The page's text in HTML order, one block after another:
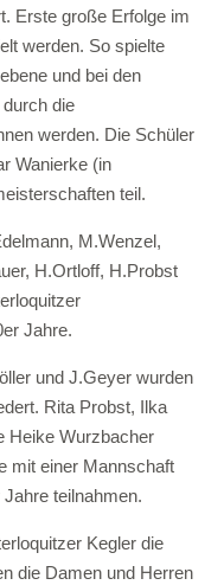
Erste große Erfolge im
werden. So spielte
und bei den
die
werden. Die Schüler
Wanierke (in
teil.
M.Wenzel,
H.Ortloff, H.Probst
Jahre.
und J.Geyer wurden
Rita Probst, Ilka
Heike Wurzbacher
mit einer Mannschaft
teilnahmen.
Kegler die
die Damen und Herren